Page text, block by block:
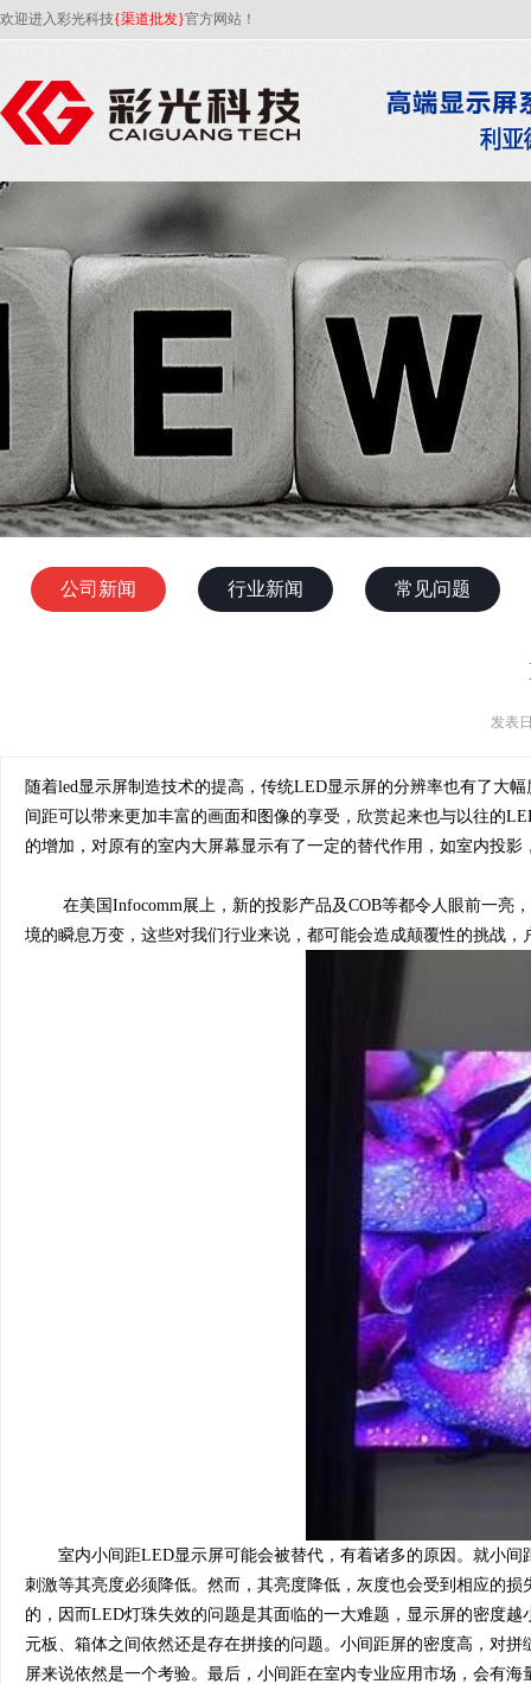
欢迎进入彩光科技{渠道批发}官方网站！
公司新闻 行业新闻 常见问题
发表
随着led显示屏制造技术的提高，传统LED显示屏的分辨率也有了大
间距可以带来更加丰富的画面和图像的享受，欣赏起来也与以往的
的增加，对原有的室内大屏幕显示有了一定的替代作用，如室内投
在美国Infocomm展上，新的投影产品及COB等都令人眼前一亮，
境的瞬息万变，这些对我们行业来说，都可能会造成颠覆性的挑战，
室内小间距LED显示屏可能会被替代，有着诸多的原因。就小间
刺激等其亮度必须降低。然而，其亮度降低，灰度也会受到相应的
的，因而LED灯珠失效的问题是其面临的一大难题，显示屏的密度
元板、箱体之间依然还是存在拼接的问题。小间距屏的密度高，对
屏来说依然是一个考验。最后，小间距在室内专业应用市场，会有